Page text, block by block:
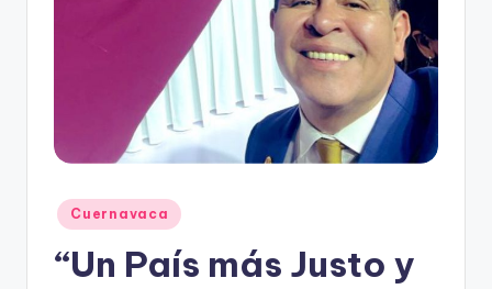
Publicado
en
Cuernavaca
“Un País más Justo y